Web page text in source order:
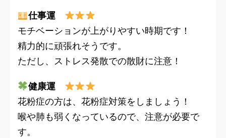
仕事運
モチベーションが上がりやすい時期です！
精力的に頑張れそうです。
ただし、ストレス発散での散財に注意！
健康運
花粉症の方は、花粉症対策をしましょう！
喉や肺も弱くなっているので、注意が必要で
す。